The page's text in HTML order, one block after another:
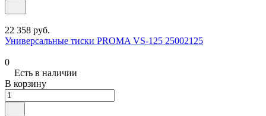
22 358 руб.
Универсальные тиски PROMA VS-125 25002125
0
Есть в наличии
В корзину